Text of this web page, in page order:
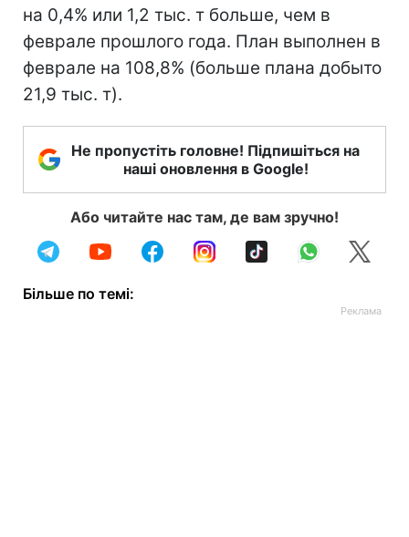
на 0,4% или 1,2 тыс. т больше, чем в
феврале прошлого года. План выполнен в
феврале на 108,8% (больше плана добыто
21,9 тыс. т).
Не пропустіть головне! Підпишіться на
наші оновлення в Google!
Або читайте нас там, де вам зручно!
Більше по темі: